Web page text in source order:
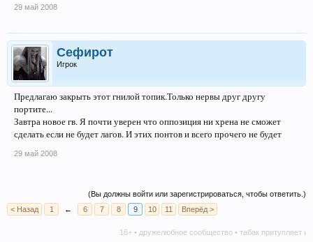
29 май 2008
Сефирот
Игрок
Предлагаю закрыть этот гнилой топик.Только нервы друг другу
портите...
Завтра новое гв. Я почти уверен что оппозиция ни хрена не сможет
сделать если не будет лагов. И этих понтов и всего прочего не будет
29 май 2008
(Вы должны войти или зарегистрироваться, чтобы ответить.)
< Назад
1 ← 6 7 8 9 10 11 Вперёд >
16+ • дружелюбное сообщество • табак притупляет